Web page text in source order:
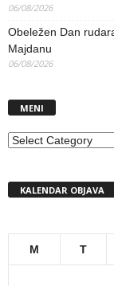
06/08/2026
Obeležen Dan
Majdanu
06/08/2026
MENI
MENI
KALENDAR OBJAVA
M T